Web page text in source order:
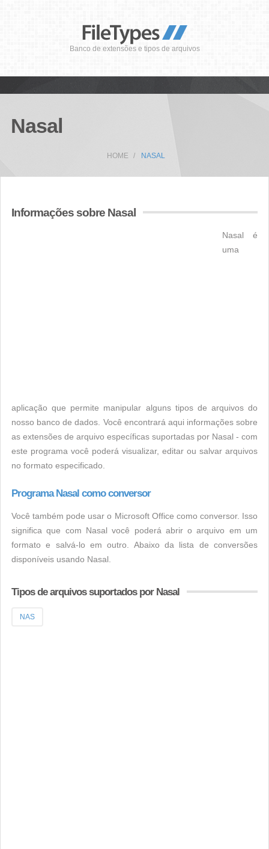
Banco de extensões e tipos de arquivos
Nasal
HOME NASAL
Informações sobre Nasal
Nasal é
uma
aplicação que permite manipular alguns tipos de arquivos do
nosso banco de dados. Você encontrará aqui informações sobre
as extensões de arquivo específicas suportadas por Nasal - com
este programa você poderá visualizar, editar ou salvar arquivos
no formato especificado.
Programa Nasal como conversor
Você também pode usar o Microsoft Office como conversor. Isso
significa que com Nasal você poderá abrir o arquivo em um
formato e salvá-lo em outro. Abaixo da lista de conversões
disponíveis usando Nasal.
Tipos de arquivos suportados por Nasal
NAS